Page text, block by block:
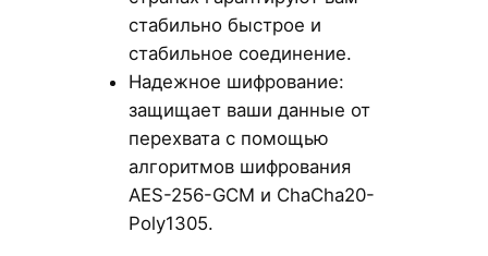
стабильно быстрое и
стабильное соединение.
Надежное шифрование:
защищает ваши данные от
перехвата с помощью
алгоритмов шифрования
AES-256-GCM и ChaCha20-
Poly1305.